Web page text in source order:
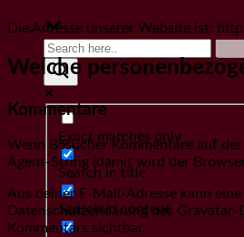
Exact matches only
Search in title
Search in content
Die Adresse unserer Website ist:
Welche
Kommentare
Wenn Besucher Kommentare auf
Agent-String (damit wird der
Aus deiner E-Mail-Adresse kann
Datenschutzerklärung des
Kommentars sichtbar.